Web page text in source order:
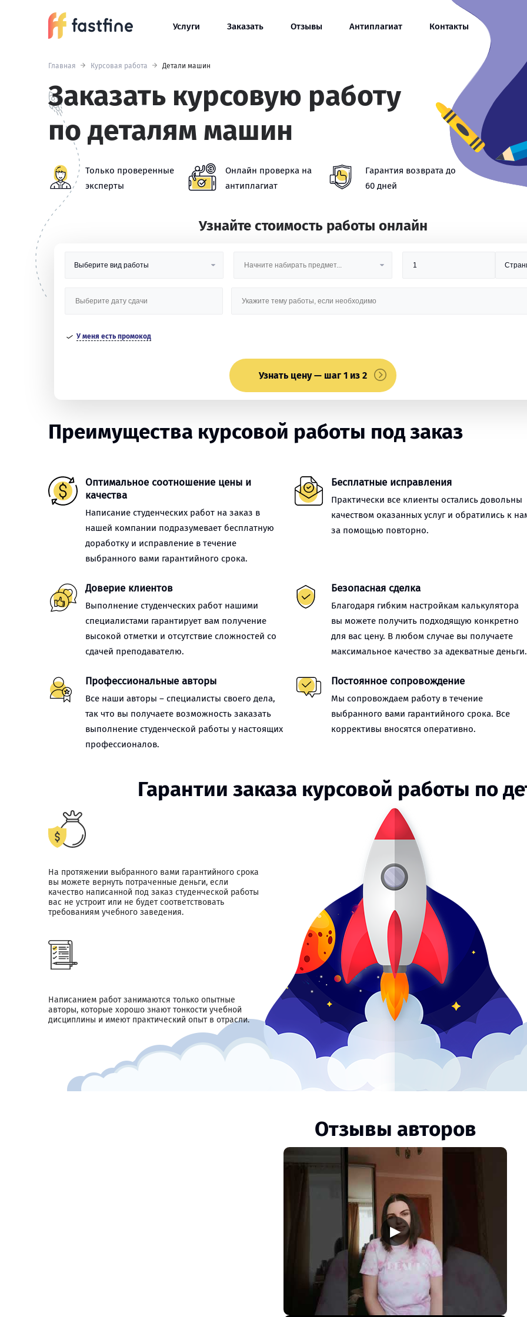
Услуги Заказать Отзывы Антиплагиат Контакты
Главная Курсовая работа Детали машин
Заказать курсовую работу
по деталям машин
Только проверенные
эксперты
Онлайн проверка на
антиплагиат
Гарантия возврата до
60 дней
Узнайте стоимость работы онлайн
У меня есть промокод
Узнать цену — шаг 1 из 2
Преимущества курсовой работы под заказ
Оптимальное соотношение цены и
качества
Написание студенческих работ на заказ в
нашей компании подразумевает бесплатную
доработку и исправление в течение
выбранного вами гарантийного срока.
Бесплатные исправления
Практически все клиенты остались довольны
качеством оказанных услуг и обратились к
за помощью повторно.
Доверие клиентов
Выполнение студенческих работ нашими
специалистами гарантирует вам получение
высокой отметки и отсутствие сложностей со
сдачей преподавателю.
Безопасная сделка
Благодаря гибким настройкам калькулятора
вы можете получить подходящую конкретно
для вас цену. В любом случае вы получаете
максимальное качество за адекватные деньги.
Профессиональные авторы
Все наши авторы – специалисты своего дела,
так что вы получаете возможность заказать
выполнение студенческой работы у настоящих
профессионалов.
Постоянное сопровождение
Мы сопровождаем работу в течение
выбранного вами гарантийного срока. Все
коррективы вносятся оперативно.
Гарантии заказа курсовой работы по
На протяжении выбранного вами гарантийного срока
вы можете вернуть потраченные деньги, если
качество написанной под заказ студенческой работы
вас не устроит или не будет соответствовать
требованиям учебного заведения.
Написанием работ занимаются только опытные
авторы, которые хорошо знают тонкости учебной
дисциплины и имеют практический опыт в отрасли.
Отзывы авторов
▶